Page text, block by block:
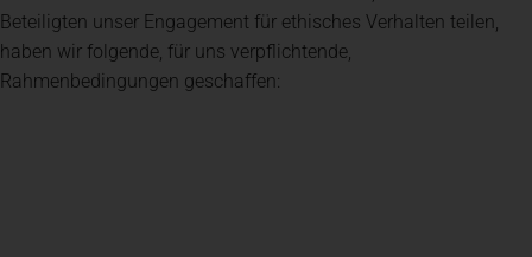
Patientenportal
Beteiligten unser Engagement für ethisches Verhalten teilen,
haben wir folgende, für uns verpflichtende,
Rahmenbedingungen geschaffen: